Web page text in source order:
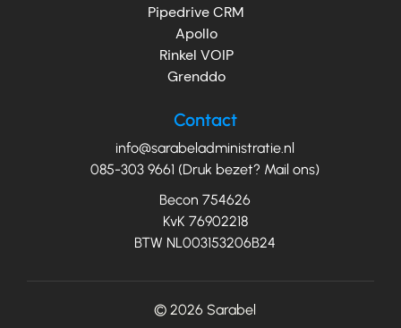
Pipedrive CRM
Apollo
Rinkel VOIP
Grenddo
Contact
info@sarabeladministratie.nl
085-303 9661 (Druk bezet? Mail ons)
Becon 754626
KvK 76902218
BTW NL003153206B24
© 2026 Sarabel